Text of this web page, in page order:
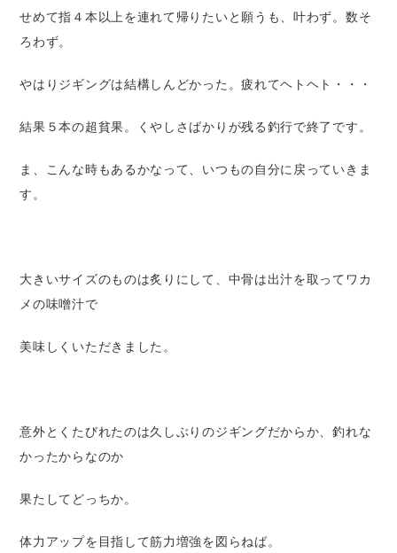
せめて指４本以上を連れて帰りたいと願うも、叶わず。数そ
ろわず。
やはりジギングは結構しんどかった。疲れてヘトヘト・・・
結果５本の超貧果。くやしさばかりが残る釣行で終了です。
ま、こんな時もあるかなって、いつもの自分に戻っていきま
す。
大きいサイズのものは炙りにして、中骨は出汁を取ってワカ
メの味噌汁で
美味しくいただきました。
意外とくたびれたのは久しぶりのジギングだからか、釣れな
かったからなのか
果たしてどっちか。
体力アップを目指して筋力増強を図らねば。